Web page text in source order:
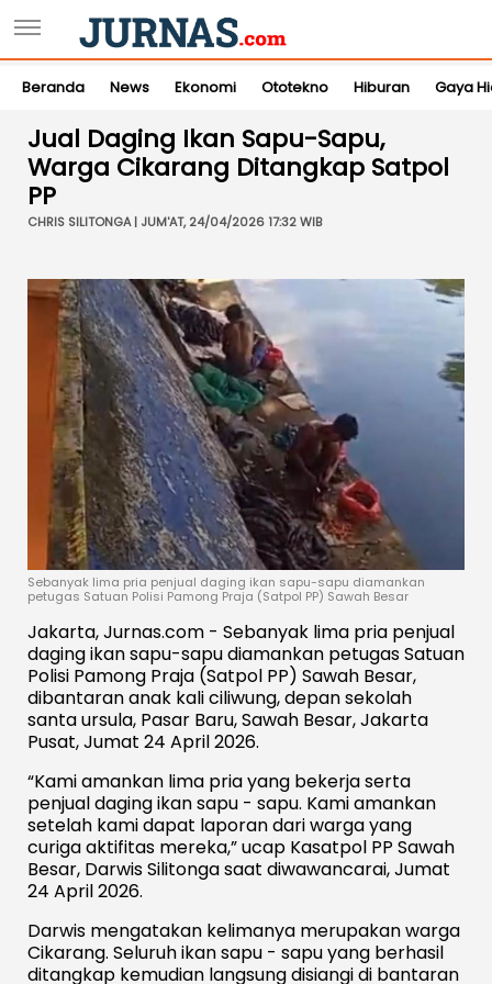
Beranda News Ekonomi Ototekno Hiburan Gaya
Jual Daging Ikan Sapu-Sapu,
Warga Cikarang Ditangkap Satpol
PP
CHRIS SILITONGA | JUM'AT, 24/04/2026 17:32 WIB
Sebanyak lima pria penjual daging ikan sapu-sapu diamankan
petugas Satuan Polisi Pamong Praja (Satpol PP) Sawah Besar
Jakarta, Jurnas.com - Sebanyak lima pria penjual
daging ikan sapu-sapu diamankan petugas Satuan
Polisi Pamong Praja (Satpol PP) Sawah Besar,
dibantaran anak kali ciliwung, depan sekolah
santa ursula, Pasar Baru, Sawah Besar, Jakarta
Pusat, Jumat 24 April 2026.
“Kami amankan lima pria yang bekerja serta
penjual daging ikan sapu - sapu. Kami amankan
setelah kami dapat laporan dari warga yang
curiga aktifitas mereka,” ucap Kasatpol PP Sawah
Besar, Darwis Silitonga saat diwawancarai, Jumat
24 April 2026.
Darwis mengatakan kelimanya merupakan warga
Cikarang. Seluruh ikan sapu - sapu yang berhasil
ditangkap kemudian langsung disiangi di bantaran